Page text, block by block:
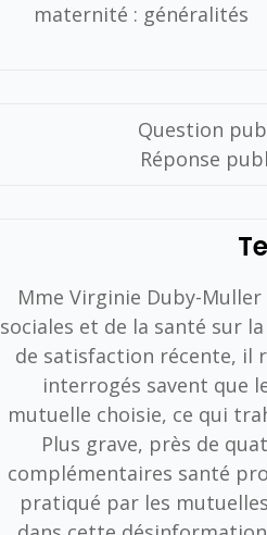
maternité : généralités
Question
Réponse
Mme Virginie Duby-
sociales et de la santé sur
de satisfaction récente, il
interrogés savent que
mutuelle choisie, ce qui
Plus grave, près de
complémentaires santé
pratiqué par les